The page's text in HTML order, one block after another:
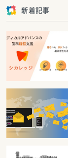
新着記事